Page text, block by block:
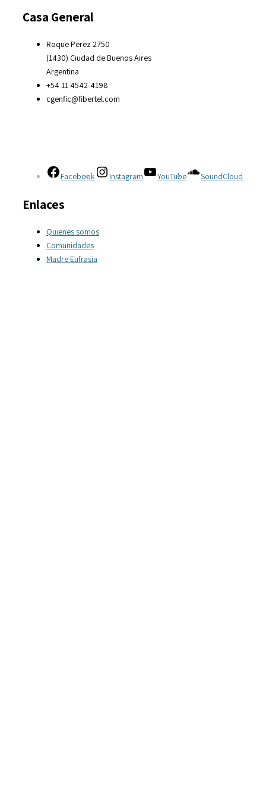
Casa General
Roque Perez 2750
(1430) Ciudad de Buenos Aires
Argentina
+54 11 4542-4198
cgenfic@fibertel.com
Facebook Instagram YouTube SoundCloud
Enlaces
Quienes somos
Comunidades
Madre Eufrasia